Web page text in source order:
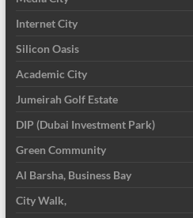
Internet City
Silicon Oasis
Academic City
Jumeirah Golf Estate
DIP (Dubai Investment Park)
Green Community
Al Barsha, Business Bay
City Walk,